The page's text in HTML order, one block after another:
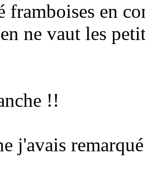
framboises en
ne vaut les
!!
j'avais